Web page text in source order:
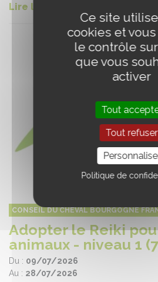
Lire la suite
CONSEIL DU CHEVAL BOURGOGNE
Adopter le Reiki
animaux - niveau 1
Du : 09/07/2026
Au : 28/07/2026
Ce site
cookies et
le contrôle
que vous
activer
Tout
Tout refuser
Politique de